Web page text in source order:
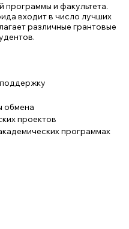
программы и факультета.
входит в число лучших
различные грантовые
обмена
проектов
программах